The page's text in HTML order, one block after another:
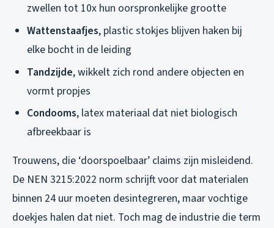
zwellen tot 10x hun oorspronkelijke grootte
Wattenstaafjes, plastic stokjes blijven haken bij
elke bocht in de leiding
Tandzijde, wikkelt zich rond andere objecten en
vormt propjes
Condooms, latex materiaal dat niet biologisch
afbreekbaar is
Trouwens, die ‘doorspoelbaar’ claims zijn misleidend.
De NEN 3215:2022 norm schrijft voor dat materialen
binnen 24 uur moeten desintegreren, maar vochtige
doekjes halen dat niet. Toch mag de industrie die term